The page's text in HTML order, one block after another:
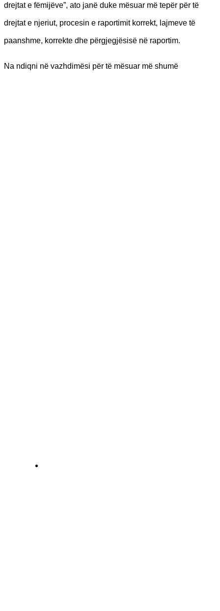
drejtat e fëmijëve”, ato janë duke mësuar më tepër për të
drejtat e njeriut, procesin e raportimit korrekt, lajmeve të
paanshme, korrekte dhe përgjegjësisë në raportim.
Na ndiqni në vazhdimësi për të mësuar më shumë